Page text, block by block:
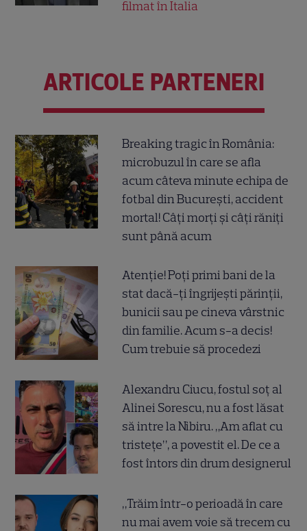
filmat în Italia
ARTICOLE PARTENERI
Breaking tragic în România:
microbuzul în care se afla
acum câteva minute echipa de
fotbal din București, accident
mortal! Câți morți și câți răniți
sunt până acum
Atenție! Poți primi bani de la
stat dacă-ți îngrijești părinții,
bunicii sau pe cineva vârstnic
din familie. Acum s-a decis!
Cum trebuie să procedezi
Alexandru Ciucu, fostul soț al
Alinei Sorescu, nu a fost lăsat
să intre la Nibiru. „Am aflat cu
tristețe”, a povestit el. De ce a
fost întors din drum designerul
„Trăim într-o perioadă în care
nu mai avem voie să trecem cu